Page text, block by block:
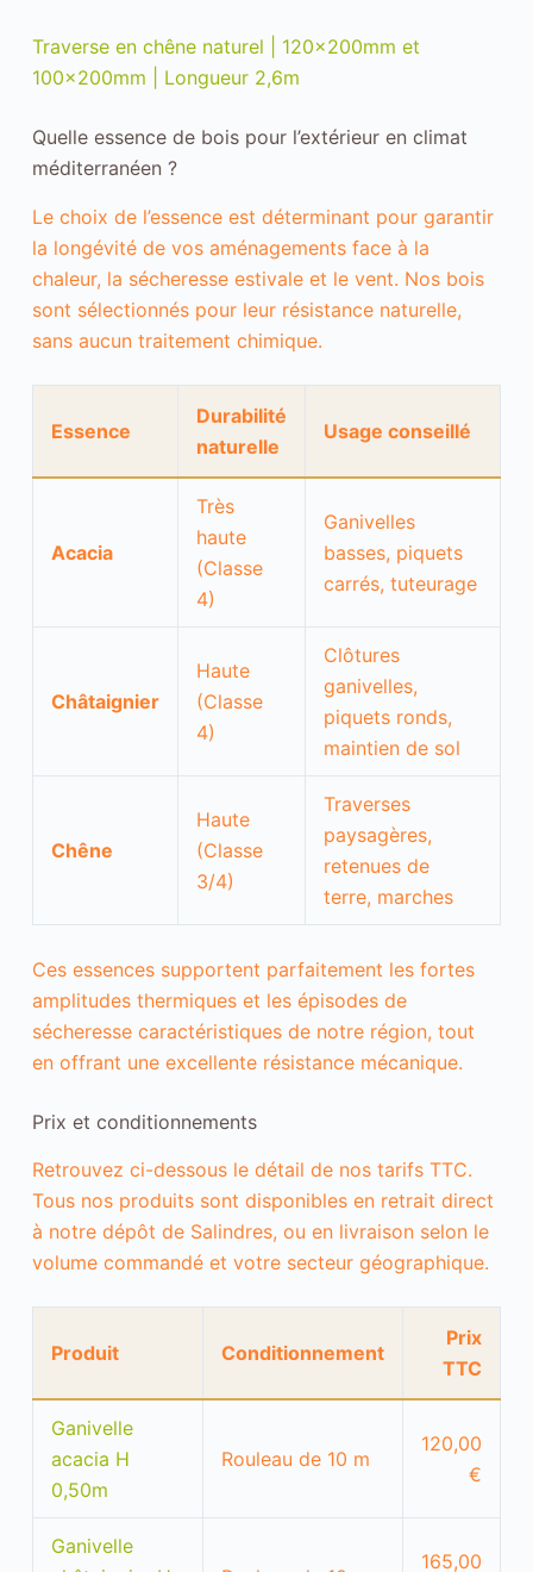
Traverse en chêne naturel | 120x200mm et
100x200mm | Longueur 2,6m
Quelle essence de bois pour l’extérieur en climat
méditerranéen ?
Le choix de l’essence est déterminant pour garantir
la longévité de vos aménagements face à la
chaleur, la sécheresse estivale et le vent. Nos bois
sont sélectionnés pour leur résistance naturelle,
sans aucun traitement chimique.
Essence
Durabilité
naturelle
Usage conseillé
Acacia
Très
haute
(Classe
4)
Ganivelles
basses, piquets
carrés, tuteurage
Châtaignier
Haute
(Classe
4)
Clôtures
ganivelles,
piquets ronds,
maintien de sol
Chêne
Haute
(Classe
3/4)
Traverses
paysagères,
retenues de
terre, marches
Ces essences supportent parfaitement les fortes
amplitudes thermiques et les épisodes de
sécheresse caractéristiques de notre région, tout
en offrant une excellente résistance mécanique.
Prix et conditionnements
Retrouvez ci-dessous le détail de nos tarifs TTC.
Tous nos produits sont disponibles en retrait direct
à notre dépôt de Salindres, ou en livraison selon le
volume commandé et votre secteur géographique.
Produit Conditionnement
Prix
TTC
Ganivelle
acacia H
0,50m
Rouleau de 10 m
120,00
€
Ganivelle
165,00
p
e
n
s
a
e
N
c
e
s
s
r
e
u
f
n
c
t
o